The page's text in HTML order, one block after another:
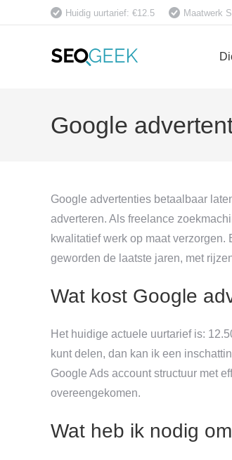
Huidig uurtarief: €12.5 Maatwerk
Google
Google advertenties betaalbaar
adverteren. Als freelance
kwalitatief werk op maat
geworden de laatste jaren, met
Wat kost Google
Het huidige actuele uurtarief is:
kunt delen, dan kan ik een
Google Ads account structuur met
overeengekomen.
Wat heb ik nodig